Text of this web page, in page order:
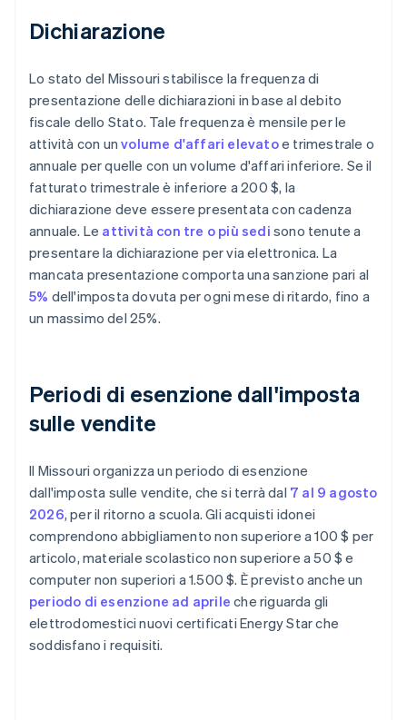
Dichiarazione
Lo stato del Missouri stabilisce la frequenza di
presentazione delle dichiarazioni in base al debito
fiscale dello Stato. Tale frequenza è mensile per le
attività con unvolume d'affari elevatoe trimestrale o
annuale per quelle con un volume d'affari inferiore. Se il
fatturato trimestrale è inferiore a 200 $, la
dichiarazione deve essere presentata con cadenza
annuale. Le attività con tre o più sedi sono tenute a
presentare la dichiarazione per via elettronica. La
mancata presentazione comporta una sanzione pari al
5% dell'imposta dovuta per ogni mese di ritardo, fino a
un massimo del 25%.
Periodi di esenzione dall'imposta
sulle vendite
Il Missouri organizza un periodo di esenzione
dall'imposta sulle vendite, che si terrà dal 7 al 9 agosto
2026, per il ritorno a scuola. Gli acquisti idonei
comprendono abbigliamento non superiore a 100 $ per
articolo, materiale scolastico non superiore a 50 $ e
computer non superiori a 1.500 $. È previsto anche un
periodo di esenzione ad aprile che riguarda gli
elettrodomestici nuovi certificati Energy Star che
soddisfano i requisiti.